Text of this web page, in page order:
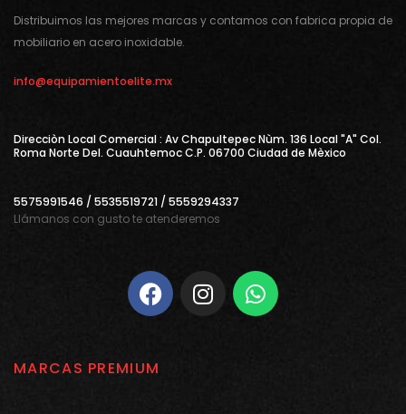
Distribuimos las mejores marcas y contamos con fabrica propia de
mobiliario en acero inoxidable.
info@equipamientoelite.mx
Direcciòn Local Comercial : Av Chapultepec Nùm. 136 Local "A" Col.
Roma Norte Del. Cuauhtemoc C.P. 06700 Ciudad de Mèxico
5575991546 / 5535519721 / 5559294337
Llámanos con gusto te atenderemos
MARCAS PREMIUM